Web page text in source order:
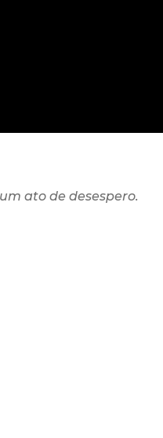
ato de desespero.